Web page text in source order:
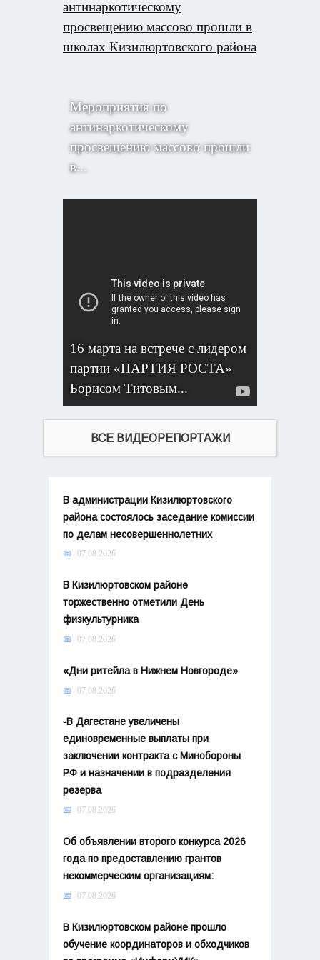
антинаркотическому
просвещению массово прошли в
школах Кизилюртовского района
Мероприятия по
антинаркотическому
просвещению массово прошли
в...
16 марта​ на встрече с лидером
партии «ПАРТИЯ РОСТА»
Борисом Титовым...
ВСЕ ВИДЕОРЕПОРТАЖИ
В администрации Кизилюртовского
района состоялось заседание комиссии
по делам несовершеннолетних
07.08.2026
В Кизилюртовском районе
торжественно отметили День
физкультурника
07.08.2026
«Дни ритейла в Нижнем Новгороде»
07.08.2026
▫️В Дагестане увеличены
единовременные выплаты при
заключении контракта с Минобороны
РФ и назначении в подразделения
резерва
07.08.2026
Об объявлении второго конкурса 2026
года по предоставлению грантов
некоммерческим организациям:
07.08.2026
В Кизилюртовском районе прошло
обучение координаторов и обходчиков